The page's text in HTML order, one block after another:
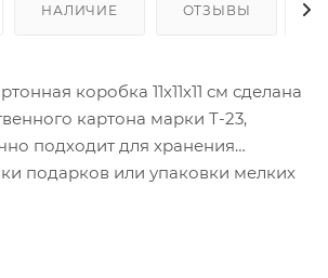
НАЛИЧИЕ ОТЗЫВЫ
коробка 11х11х11 см сделана
картона марки Т-23,
подходит для хранения
подарков или упаковки мелких